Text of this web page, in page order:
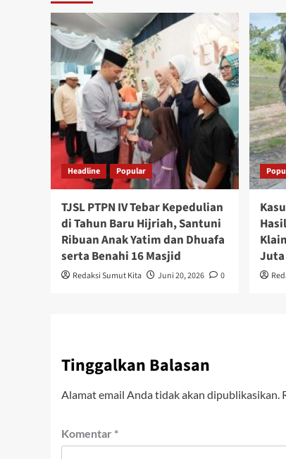
Headline Popular
TJSL PTPN IV Tebar Kepedulian
di Tahun Baru Hijriah, Santuni
Ribuan Anak Yatim dan Dhuafa
serta Benahi 16 Masjid
Redaksi Sumut Kita Juni 20, 2026 0
Tinggalkan Balasan
Alamat email Anda tidak akan dipublikasikan.
Komentar *